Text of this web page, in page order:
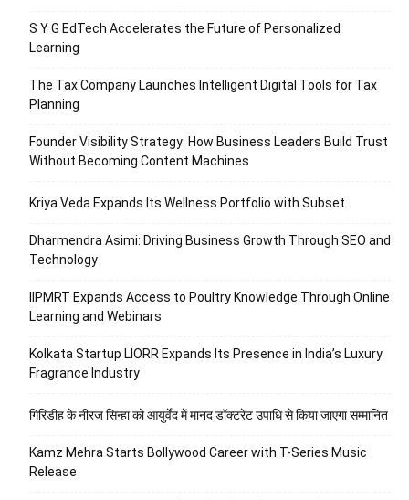
S Y G EdTech Accelerates the Future of Personalized
Learning
The Tax Company Launches Intelligent Digital Tools for Tax
Planning
Founder Visibility Strategy: How Business Leaders Build Trust
Without Becoming Content Machines
Kriya Veda Expands Its Wellness Portfolio with Subset
Dharmendra Asimi: Driving Business Growth Through SEO and
Technology
IIPMRT Expands Access to Poultry Knowledge Through Online
Learning and Webinars
Kolkata Startup LIORR Expands Its Presence in India’s Luxury
Fragrance Industry
गिरिडीह के नीरज सिन्हा को आयुर्वेद में मानद डॉक्टरेट उपाधि से किया जाएगा सम्मानित
Kamz Mehra Starts Bollywood Career with T-Series Music
Release